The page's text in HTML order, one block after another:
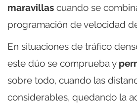
maravillas cuando se
programación de velocidad
En situaciones de tráfico
este dúo se comprueba y
sobre todo, cuando las
considerables, quedando la